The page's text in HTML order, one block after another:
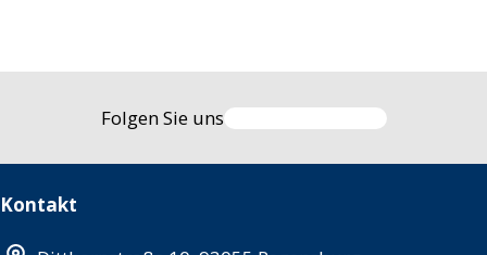
Folgen Sie uns
Kontakt